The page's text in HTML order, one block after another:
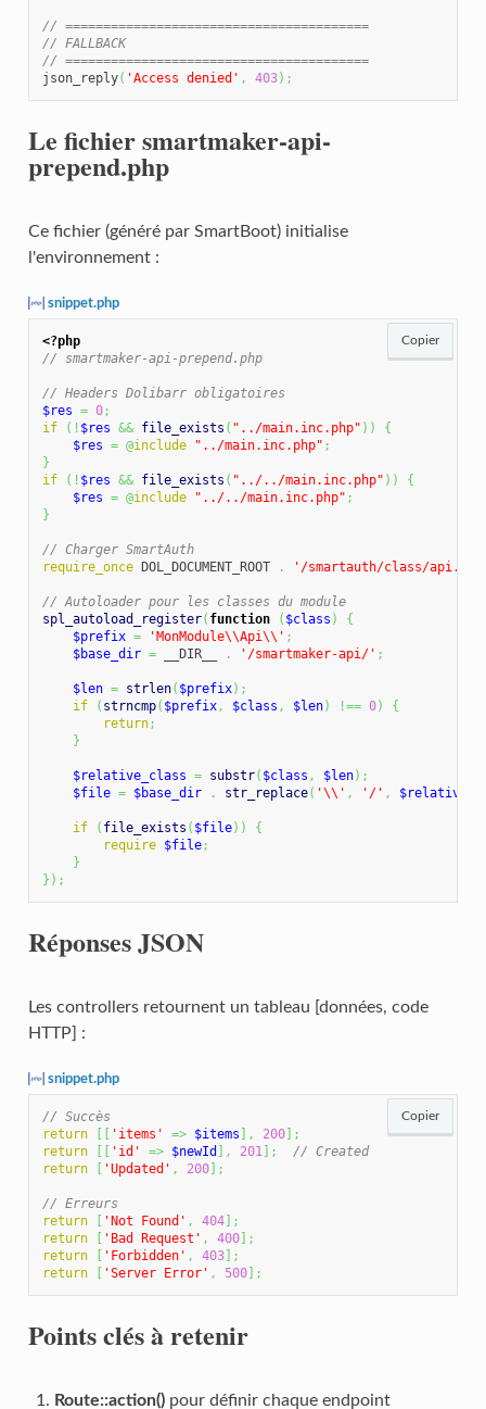
// ========================================
// FALLBACK
// ========================================
json_reply( 'Access denied' , 403) ;
Le fichier smartmaker-api-
prepend.php
Ce fichier (généré par SmartBoot) initialise
l'environnement :
snippet.php
<?php
// smartmaker-api-prepend.php
// Headers Dolibarr obligatoires
$res = 0;
if
( ! $res && file_exists ( "../main.inc.php" ) )
{
$res = @include "../main.inc.php" ;
}
if
( ! $res && file_exists ( "../../main.inc.php" ) )
{
$res = @include "../../main.inc.php" ;
}
// Charger SmartAuth
require_once DOL_DOCUMENT_ROOT . '/smartauth/class/
// Autoloader pour les classes du module
spl_autoload_register( function ( $class )
{
$prefix = 'MonModule\\Api\\' ;
$base_dir = __DIR__ . '/smartmaker-api/' ;
$len = strlen( $prefix) ;
if
( strncmp( $prefix, $class , $len) !== 0)
{
return;
}
$relative_class = substr( $class , $len) ;
$file = $base_dir . str_replace( '\\' , '/' ,
if ( file_exists ( $file) )
{
require
$file;
}
} ) ;
Copier
Réponses JSON
Les controllers retournent un tableau [données, code
HTTP] :
snippet.php
// Succès
return
[ [ 'items' => $items ] , 200] ;
return
[ [ 'id' => $newId ] , 201 ] ;
// Created
return
[ 'Updated' , 200] ;
// Erreurs
return
[ 'Not Found' , 404] ;
return
[ 'Bad Request' , 400] ;
return
[ 'Forbidden' , 403] ;
return
[ 'Server Error' , 500] ;
Copier
Points clés à retenir
Route::action()pour définir chaque endpoint